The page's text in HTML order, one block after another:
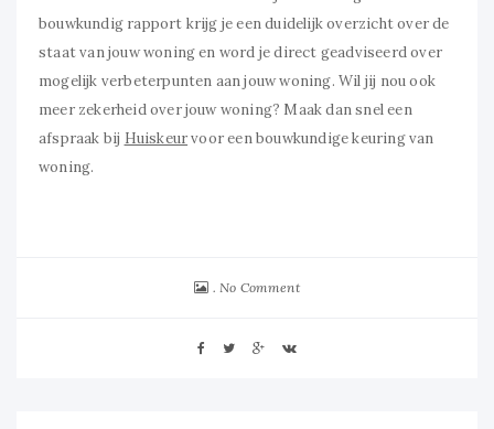
bouwkundig rapport krijg je een duidelijk overzicht over de
staat van jouw woning en word je direct geadviseerd over
mogelijk verbeterpunten aan jouw woning. Wil jij nou ook
meer zekerheid over jouw woning? Maak dan snel een
afspraak bij Huiskeurvoor een bouwkundige keuring van
woning.
No Comment